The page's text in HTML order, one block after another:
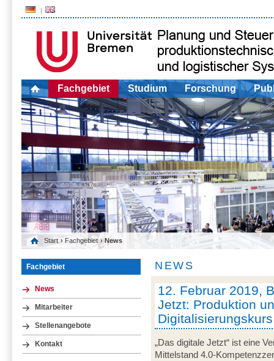
Fachgebiet Studium Forschung
Start › Fachgebiet › News
Fachgebiet
News
Mitarbeiter
Stellenangebote
Kontakt
NEWS
12. Februar 2019,
Jetzt: Produktion
Digitalisierungskurs
„Das digitale Jetzt“ ist eine
Mittelstand 4.0-